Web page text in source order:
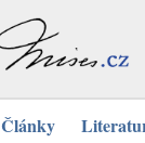
Články